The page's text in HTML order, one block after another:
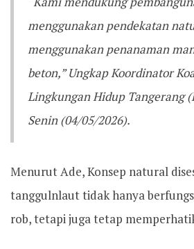
menggunakan pendekatan
menggunakan penanaman
beton,” Ungkap Koordinator
Lingkungan Hidup Tangerang
Senin (04/05/2026).
Menurut Ade, Konsep natural
tanggulnlaut tidak hanya
rob, tetapi juga tetap